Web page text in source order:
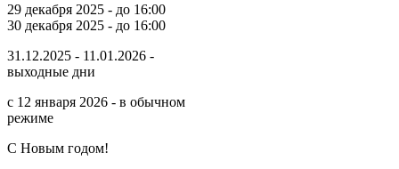
29 декабря 2025 - до 16:00
30 декабря 2025 - до 16:00
31.12.2025 - 11.01.2026 -
выходные дни
с 12 января 2026 - в обычном
режиме
С Новым годом!